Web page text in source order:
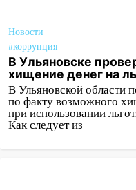
Новости
#коррупция
В Ульяновске
хищение денег на
В Ульяновской области
по факту возможного
при использовании
Как следует из